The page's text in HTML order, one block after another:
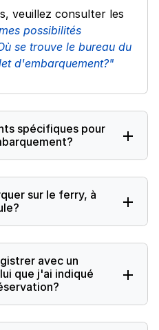
veuillez consulter les
possibilités
se trouve le bureau du
d'embarquement?"
spécifiques pour
sur le ferry, à
avec un
que j'ai indiqué